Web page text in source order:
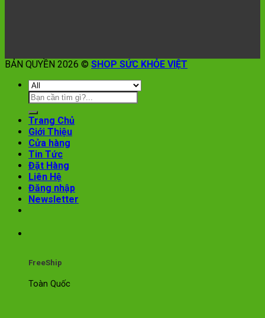
BẢN QUYỀN 2026 © SHOP SỨC KHỎE VIỆT
Trang Chủ
Giới Thiệu
Cửa hàng
Tin Tức
Đặt Hàng
Liên Hệ
Đăng nhập
Newsletter
FreeShip
Toàn Quốc